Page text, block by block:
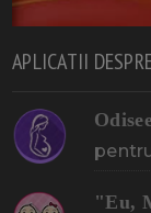
APLICATII
"Eu,